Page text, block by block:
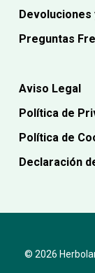
Preguntas
Aviso Legal
Política de
Política de
Declaración
© 2026